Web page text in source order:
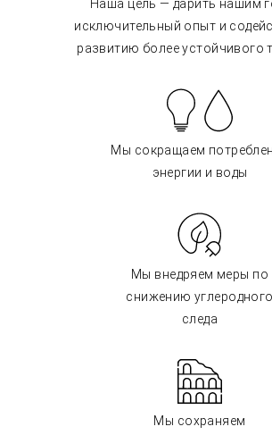
Наша цель — дарить нашим
исключительный опыт и
развитию более устойчивого
Мы сокращаем
энергии и воды
Мы внедряем меры по
снижению углеродного
следа
Мы сохраняем